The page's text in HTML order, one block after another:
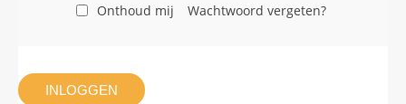
Onthoud mij Wachtwoord vergeten?
INLOGGEN